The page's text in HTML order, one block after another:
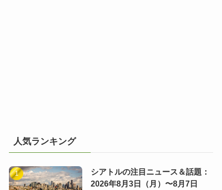
人気ランキング
シアトルの注目ニュース＆話題：
2026年8月3日（月）〜8月7日